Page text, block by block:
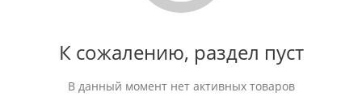
К сожалению, раздел пуст
В данный момент нет активных товаров